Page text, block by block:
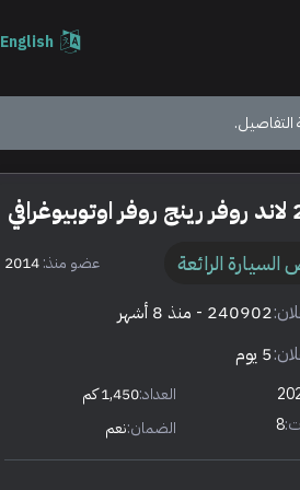
English
الرائعة عضو منذ:2014
240902 - منذ 8 أشهر
5 يوم
العداد:1,450 كم
8 الضمان:نعم